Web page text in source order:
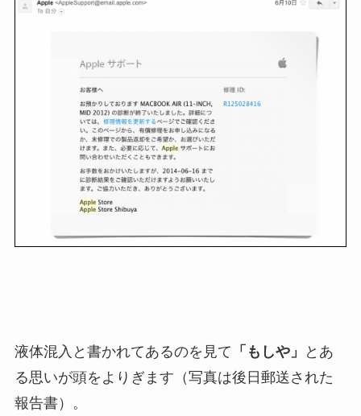
液体混入と書かれてあるのを見て 「もしや」
とあ
る思いが頭をよりぎます（写真は後日郵送された
報告書）。